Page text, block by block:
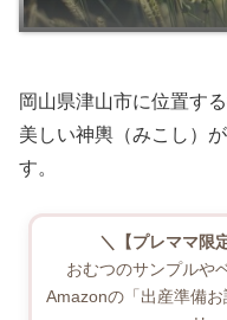
岡山県津山市に位置す
美しい神輿（みこし）
す。
＼【プレママ限
おむつのサンプルや
Amazonの「出産準備